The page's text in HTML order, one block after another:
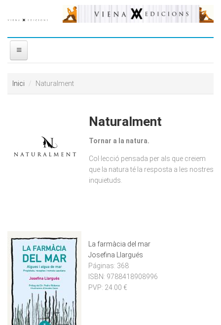
PREMIS
Inici Naturalment
Naturalment
Tornar a la natura.
Col·lecció pensada per als que creiem
que la natura té la resposta a les nostres
inquietuds.
La farmàcia del mar
Josefina Llargués
Páginas: 368
ISBN: 9788418908996
PVP: 24.00 €